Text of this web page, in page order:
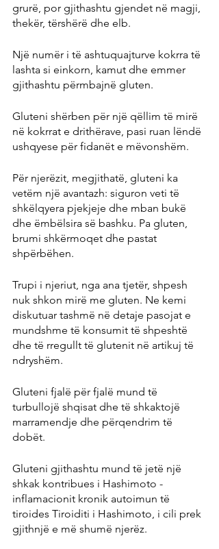
grurë, por gjithashtu gjendet në magji,
thekër, tërshërë dhe elb.
Një numër i të ashtuquajturve kokrra të
lashta si einkorn, kamut dhe emmer
gjithashtu përmbajnë gluten.
Gluteni shërben për një qëllim të mirë
në kokrrat e drithërave, pasi ruan lëndë
ushqyese për fidanët e mëvonshëm.
Për njerëzit, megjithatë, gluteni ka
vetëm një avantazh: siguron veti të
shkëlqyera pjekjeje dhe mban bukë
dhe ëmbëlsira së bashku. Pa gluten,
brumi shkërmoqet dhe pastat
shpërbëhen.
Trupi i njeriut, nga ana tjetër, shpesh
nuk shkon mirë me gluten. Ne kemi
diskutuar tashmë në detaje pasojat e
mundshme të konsumit të shpeshtë
dhe të rregullt të glutenit në artikuj të
ndryshëm.
Gluteni fjalë për fjalë mund të
turbullojë shqisat dhe të shkaktojë
marramendje dhe përqendrim të
dobët.
Gluteni gjithashtu mund të jetë një
shkak kontribues i Hashimoto -
inflamacionit kronik autoimun të
tiroides Tiroiditi i Hashimoto, i cili prek
gjithnjë e më shumë njerëz.